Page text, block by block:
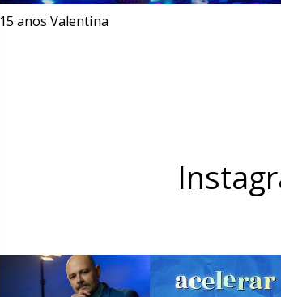
15 anos Valentina